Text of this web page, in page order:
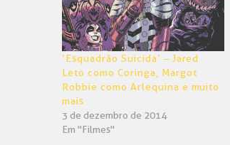
‘Esquadrão Suicida’ – Jared
Leto como Coringa, Margot
Robbie como Arlequina e muito
mais
3 de dezembro de 2014
Em "Filmes"